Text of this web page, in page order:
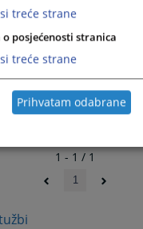
1 - 1 / 1
1
treće strane
posjećenosti stranica
treće strane
Prihvatam odabrane